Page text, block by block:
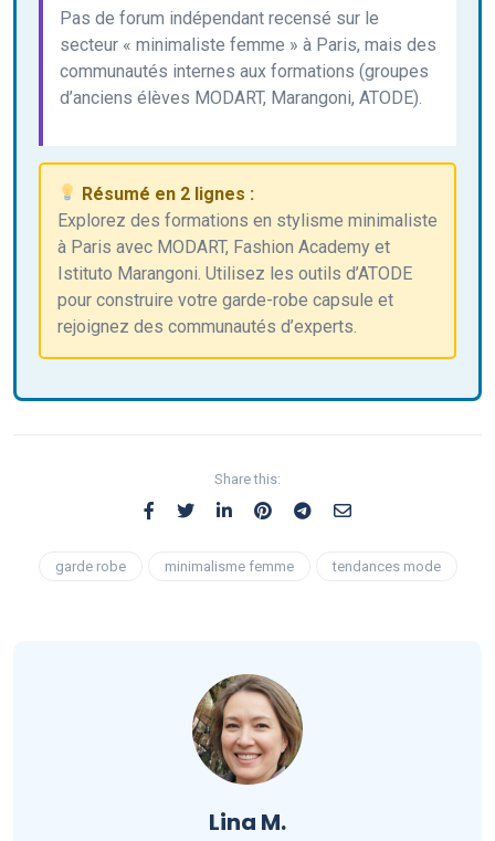
Pas de forum indépendant recensé sur le
secteur « minimaliste femme » à Paris, mais des
communautés internes aux formations (groupes
d’anciens élèves MODART, Marangoni, ATODE).
Résumé en 2 lignes :
Explorez des formations en stylisme minimaliste
à Paris avec MODART, Fashion Academy et
Istituto Marangoni. Utilisez les outils d’ATODE
pour construire votre garde-robe capsule et
rejoignez des communautés d’experts.
Share this:
garde robe minimalisme femme tendances mode
Lina M.